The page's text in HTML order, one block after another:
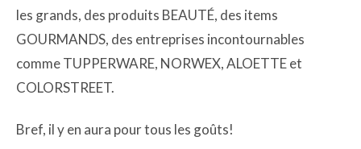
les grands, des produits BEAUTÉ, des items
GOURMANDS, des entreprises incontournables
comme TUPPERWARE, NORWEX, ALOETTE et
COLORSTREET.
Bref, il y en aura pour tous les goûts!